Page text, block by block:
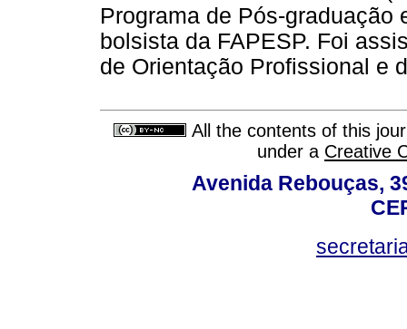
Programa de Pós-
bolsista da FAPESP. Foi
de Orientação Profissional e
All the contents of this
under a Creative
Avenida Rebouças,